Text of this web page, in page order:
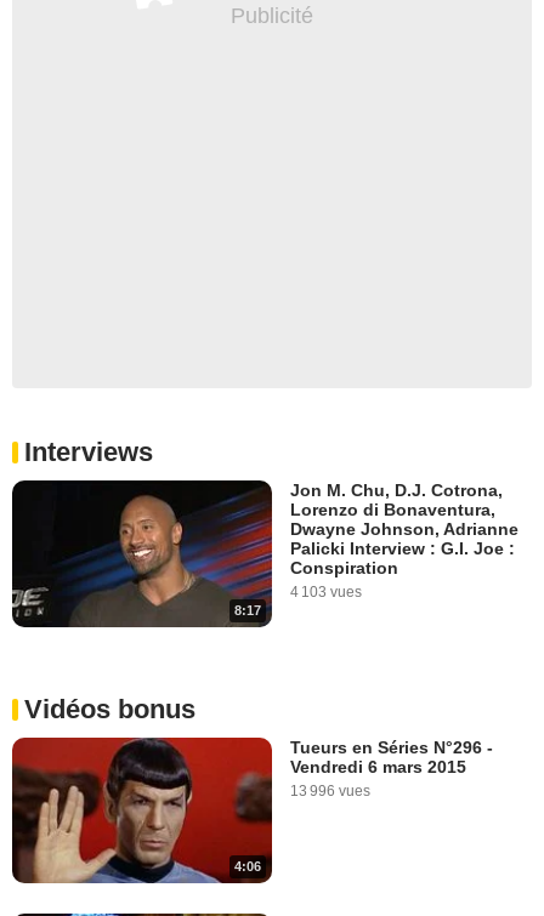
Interviews
8:17
Jon M. Chu, D.J. Cotrona,
Lorenzo di Bonaventura,
Dwayne Johnson, Adrianne
Palicki Interview : G.I. Joe :
Conspiration
4 103 vues
Vidéos bonus
4:06
Tueurs en Séries N°296 -
Vendredi 6 mars 2015
13 996 vues